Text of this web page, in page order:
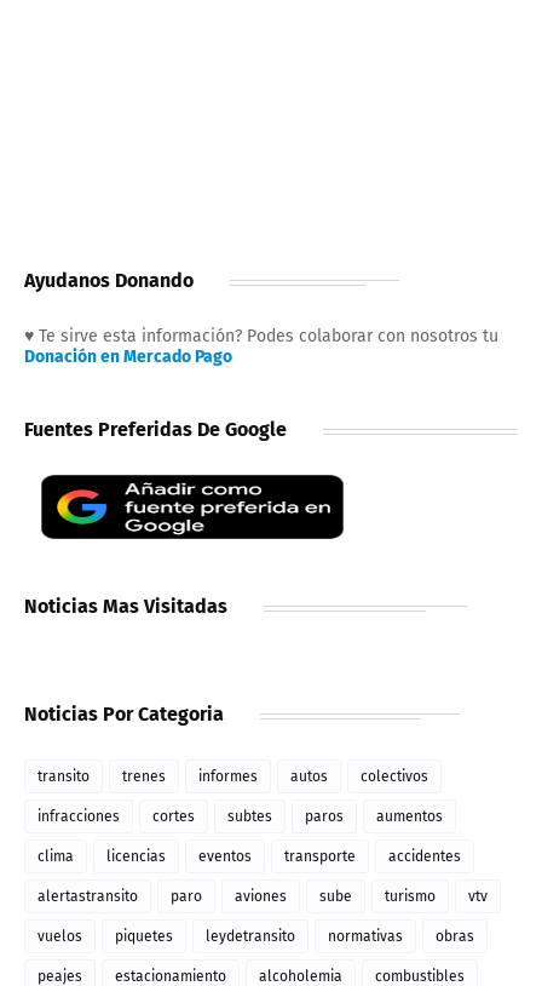
Ayudanos Donando
♥ Te sirve esta información? Podes colaborar con nosotros tu
Donación en Mercado Pago
Fuentes Preferidas De Google
Noticias Mas Visitadas
Noticias Por Categoria
transito trenes informes autos colectivos
infracciones cortes subtes paros aumentos
clima licencias eventos transporte accidentes
alertastransito paro aviones sube turismo vtv
vuelos piquetes leydetransito normativas obras
peajes estacionamiento alcoholemia combustibles